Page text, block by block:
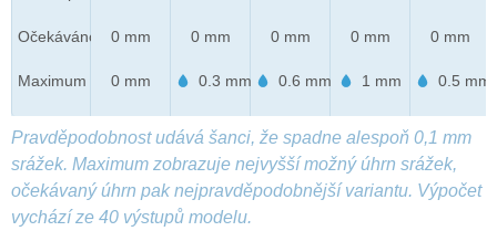
Očekáváno
Maximum
0 mm
0 mm
0 mm
0.3 mm
0 mm
0.6 mm
0 mm
1 mm
0 mm
0.5 mm
Pravděpodobnost udává šanci, že spadne alespoň 0,1 mm
srážek. Maximum zobrazuje nejvyšší možný úhrn srážek,
očekávaný úhrn pak nejpravděpodobnější variantu. Výpočet
vychází ze 40 výstupů modelu.